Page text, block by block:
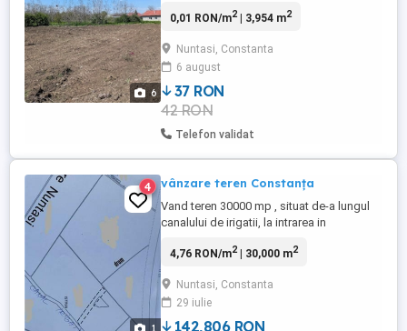
6
de 3954 m si cu o deschidere stradala de
sau 4 loturi generoase pentru vanzare
ulterioara cu iesire directa la strada in
cazul in ...
0,01 RON/m2| 3,954 m2
Nuntasi, Constanta
6 august
37 RON
42 RON
Telefon validat
1
4 vânzare teren Constanța
Vand teren 30000 mp , situat de-a lungul
canalului de irigatii, la intrarea in
zona cu potențial de dezvoltare și
realiza pe cele 2 drumuri de exploatare,
dupa cu se poate regăsi și în fotografie.
4,76 RON/m2| 30,000 m2
Nuntasi, Constanta
29 iulie
142,806 RON